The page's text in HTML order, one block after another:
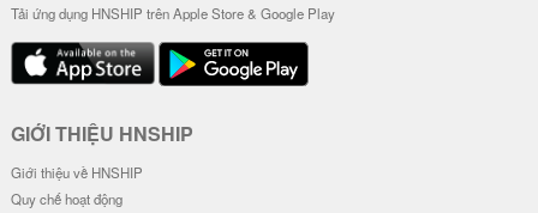
Tải ứng dụng HNSHIP trên Apple Store & Google Play
GIỚI THIỆU HNSHIP
Giới thiệu về HNSHIP
Quy chế hoạt động